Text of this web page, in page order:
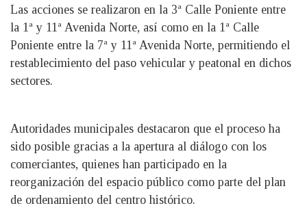
Las acciones se realizaron en la 3ª Calle Poniente entre
la 1ª y 11ª Avenida Norte, así como en la 1ª Calle
Poniente entre la 7ª y 11ª Avenida Norte, permitiendo el
restablecimiento del paso vehicular y peatonal en dichos
sectores.
Autoridades municipales destacaron que el proceso ha
sido posible gracias a la apertura al diálogo con los
comerciantes, quienes han participado en la
reorganización del espacio público como parte del plan
de ordenamiento del centro histórico.